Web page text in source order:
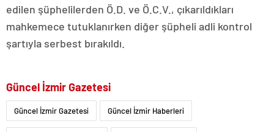
edilen şüphelilerden Ö.D. ve Ö.C.V., çıkarıldıkları
mahkemece tutuklanırken diğer şüpheli adli kontrol
şartıyla serbest bırakıldı.
Güncel İzmir Gazetesi
Güncel İzmir Gazetesi Güncel İzmir Haberleri